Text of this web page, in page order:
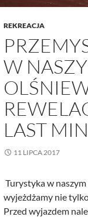
REKREACJA
W
LAST
11 LIPCA 2017
Turystyka w
wyjeżdżamy nie
Przed wyjazdem